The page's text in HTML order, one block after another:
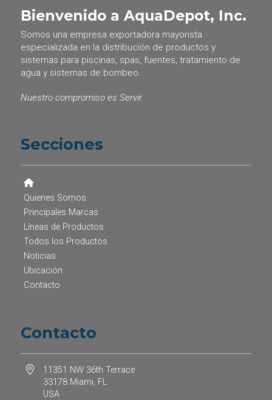
Bienvenido a AquaDepot, Inc.
Somos una empresa exportadora mayorista
especializada en la distribución de productos y
sistemas para piscinas, spas, fuentes, tratamiento de
agua y sistemas de bombeo.
Nuestro compromiso es Servir.
Secciones
Quienes Somos
Principales Marcas
Líneas de Productos
Todos los Productos
Noticias
Ubicación
Contacto
Contacto
11351 NW 36th Terrace
33178 Miami, FL
USA